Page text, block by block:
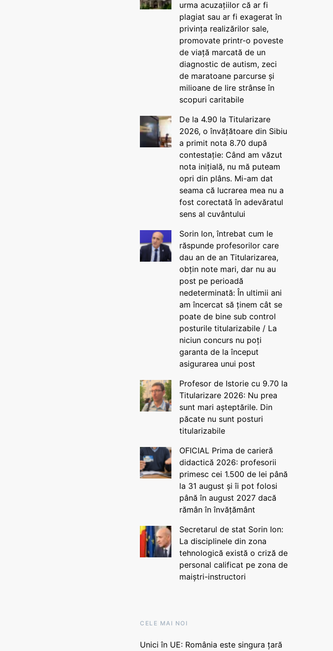
urma acuzațiilor că ar fi
plagiat sau ar fi exagerat în
privința realizărilor sale,
promovate printr-o poveste
de viață marcată de un
diagnostic de autism, zeci
de maratoane parcurse și
milioane de lire strânse în
scopuri caritabile
De la 4.90 la Titularizare
2026, o învățătoare din Sibiu
a primit nota 8.70 după
contestație: Când am văzut
nota inițială, nu mă puteam
opri din plâns. Mi-am dat
seama că lucrarea mea nu a
fost corectată în adevăratul
sens al cuvântului
Sorin Ion, întrebat cum le
răspunde profesorilor care
dau an de an Titularizarea,
obțin note mari, dar nu au
post pe perioadă
nedeterminată: În ultimii ani
am încercat să ținem cât se
poate de bine sub control
posturile titularizabile / La
niciun concurs nu poți
garanta de la început
asigurarea unui post
Profesor de Istorie cu 9.70 la
Titularizare 2026: Nu prea
sunt mari așteptările. Din
păcate nu sunt posturi
titularizabile
OFICIAL Prima de carieră
didactică 2026: profesorii
primesc cei 1.500 de lei până
la 31 august și îi pot folosi
până în august 2027 dacă
rămân în învățământ
Secretarul de stat Sorin Ion:
La disciplinele din zona
tehnologică există o criză de
personal calificat pe zona de
maiștri-instructori
CELE MAI NOI
Unici în UE: România este singura țară